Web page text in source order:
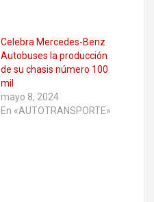
Celebra Mercedes-Benz
Autobuses la producción
de su chasis número 100
mil
mayo 8, 2024
En «AUTOTRANSPORTE»